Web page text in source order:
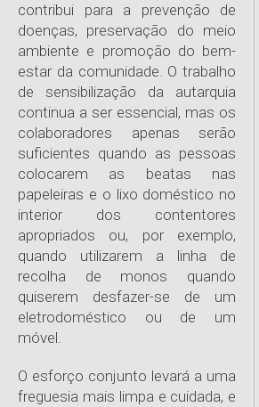
contribui para a prevenção de
doenças, preservação do meio
ambiente e promoção do bem-
estar da comunidade. O trabalho
de sensibilização da autarquia
continua a ser essencial, mas os
colaboradores apenas serão
suficientes quando as pessoas
colocarem as beatas nas
papeleiras e o lixo doméstico no
interior dos contentores
apropriados ou, por exemplo,
quando utilizarem a linha de
recolha de monos quando
quiserem desfazer-se de um
eletrodoméstico ou de um
móvel.
O esforço conjunto levará a uma
freguesia mais limpa e cuidada, e